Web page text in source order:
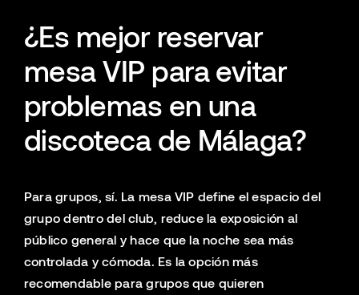
¿Es mejor reservar
mesa VIP para evitar
problemas en una
discoteca de Málaga?
Para grupos, sí. La mesa VIP define el espacio del
grupo dentro del club, reduce la exposición al
público general y hace que la noche sea más
controlada y cómoda. Es la opción más
recomendable para grupos que quieren